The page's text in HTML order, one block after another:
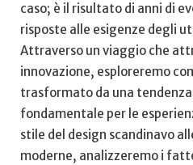
caso; è ⁣il‍ risultato di anni di
⁣risposte alle esigenze⁢ degli
Attraverso un viaggio‍ che
innovazione, esploreremo
trasformato da una
fondamentale per le
stile del design scandinavo
moderne, ​analizzeremo i⁢